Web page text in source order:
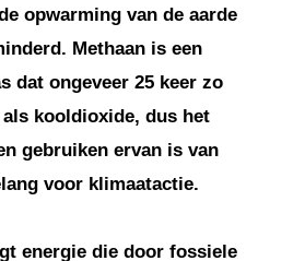
opwarming van de aarde
Methaan is een
dat ongeveer 25 keer zo
kooldioxide, dus het
gebruiken ervan is van
voor klimaatactie.
energie die door fossiele